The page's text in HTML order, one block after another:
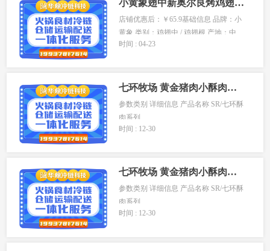
小黄象翅中新奥尔良烤鸡翅中翅生鲜冷冻半成品空气炸锅炸鸡翅根
店铺优惠后：￥65.9基础信息 品牌：小
黄象 类别：鸡翅中 / 鸡翅根 产地：中...
时间 : 04-23
七环牧场 黄金猪肉小酥肉小袋装240g 油炸酥肉火锅食材
参数类别 详细信息 产品名称 SR/七环酥
肉系列...
时间 : 12-30
七环牧场 黄金猪肉小酥肉小袋装240g 油炸酥肉火锅食材
参数类别 详细信息 产品名称 SR/七环酥
肉系列...
时间 : 12-30